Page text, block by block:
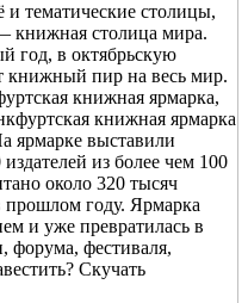
и тематические столицы,
столица мира.
год, в октябрьскую
книжный пир на весь мир.
книжная ярмарка,
книжная ярмарка
ярмарке выставили
из более чем 100
около 320 тысяч
прошлом году. Ярмарка
и уже превратилась в
форума, фестиваля,
Скучать